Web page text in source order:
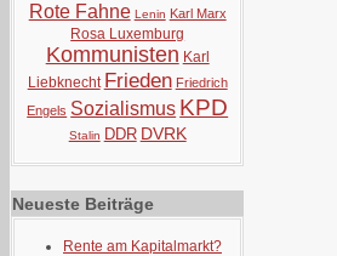
Rote Fahne Lenin Karl Marx
Rosa Luxemburg
Kommunisten Karl
Liebknecht Frieden Friedrich
Engels Sozialismus KPD
Stalin DDR DVRK
Neueste Beiträge
Rente am Kapitalmarkt?